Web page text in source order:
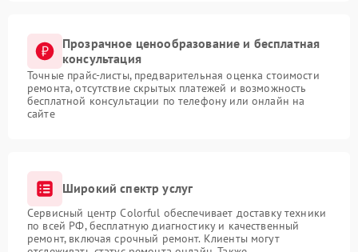
Прозрачное ценообразование и бесплатная
консультация
Точные прайс-листы, предварительная оценка стоимости
ремонта, отсутствие скрытых платежей и возможность
бесплатной консультации по телефону или онлайн на
сайте
Широкий спектр услуг
Сервисный центр Colorful обеспечивает доставку техники
по всей РФ, бесплатную диагностику и качественный
ремонт, включая срочный ремонт. Клиенты могут